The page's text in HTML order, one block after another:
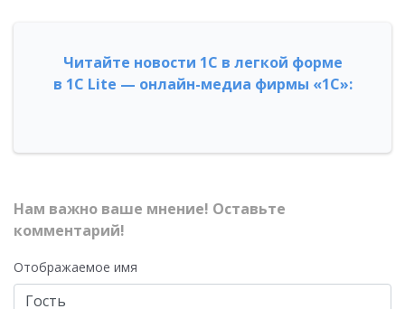
Читайте новости 1С в легкой форме
в 1С Lite — онлайн-медиа фирмы «1С»:
Нам важно ваше мнение! Оставьте
комментарий!
Отображаемое имя